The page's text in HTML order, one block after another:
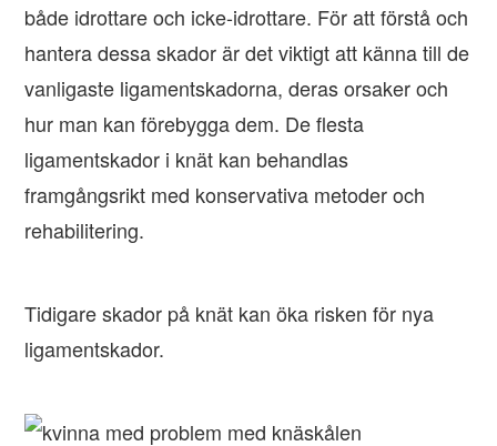
både idrottare och icke-idrottare. För att förstå och
hantera dessa skador är det viktigt att känna till de
vanligaste ligamentskadorna, deras orsaker och
hur man kan förebygga dem. De flesta
ligamentskador i knät kan behandlas
framgångsrikt med konservativa metoder och
rehabilitering.
Tidigare skador på knät kan öka risken för nya
ligamentskador.